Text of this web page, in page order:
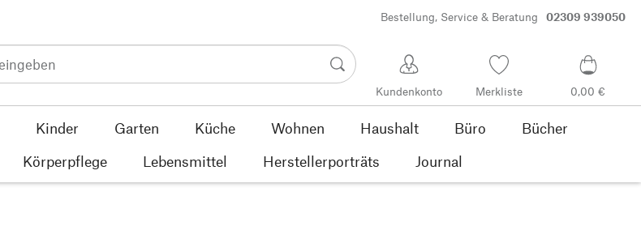
Bestellung, Service & Beratung 02309 939050
Kundenkonto Merkliste 0,00 €
Kinder Garten Küche Wohnen Haushalt Büro
Bücher
Körperpflege Lebensmittel Herstellerporträts Journal